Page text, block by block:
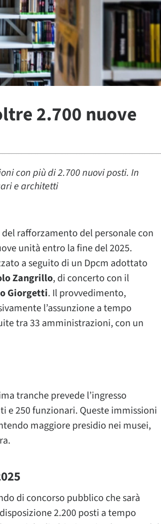
2.700 nuove
con più di 2.700 nuovi posti. In
e architetti
rafforzamento del personale con
unità entro la fine del 2025.
a seguito di un Dpcm adottato
Zangrillo, di concerto con il
Giorgetti. Il provvedimento,
l’assunzione a tempo
tra 33 amministrazioni, con un
tranche prevede l’ingresso
e 250 funzionari. Queste immissioni
maggiore presidio nei musei,
di concorso pubblico che sarà
2.200 posti a tempo